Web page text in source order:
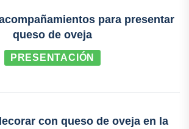
para presentar
queso de oveja
PRESENTACIÓN
con queso de oveja en la